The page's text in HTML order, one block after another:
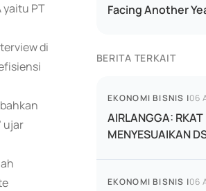
yaitu PT
di
ujar
Facing Another
BERITA TERKAIT
EKONOMI BISNIS |06
AIRLANGGA:
MENYESUAIKAN
EKONOMI BISNIS |06